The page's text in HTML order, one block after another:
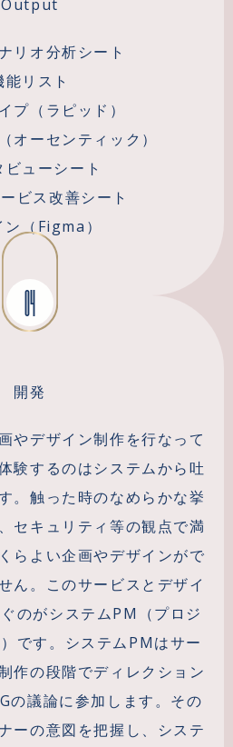
Output
リオ分析シート
能リスト
プ（ラピッド）
オーセンティック）
ビューシート
ビス改善シート
ン（Figma）
04
開発
やデザイン制作を行なって
験するのはシステムから吐
。触った時のなめらかな挙
セキュリティ等の観点で満
らよい企画やデザインがで
ん。このサービスとデザイ
のがシステムPM（プロジ
です。システムPMはサー
作の段階でディレクション
の議論に参加します。その
ーの意図を把握し、システ